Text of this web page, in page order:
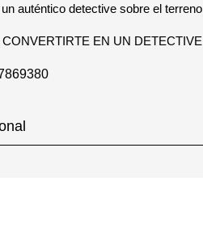
auténtico detective sobre el
EN UN